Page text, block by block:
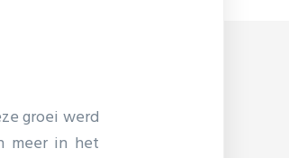
groei werd
meer in het